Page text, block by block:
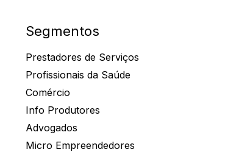
Segmentos
Prestadores de Serviços
Profissionais da Saúde
Comércio
Info Produtores
Advogados
Micro Empreendedores